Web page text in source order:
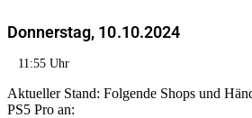
Donnerstag, 10.10.2024
11:55 Uhr
Aktueller Stand: Folgende Shops und
PS5 Pro an: